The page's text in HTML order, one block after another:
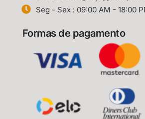
Seg - Sex : 09:00 AM - 18:00
Formas de pagamento